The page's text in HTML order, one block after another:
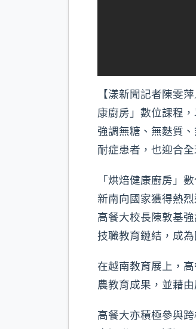
【漾新聞記者陳雯
康廚房」數位課程
強調無糖、無麩質
耐症患者，也迎合
「烘焙健康廚房」
新南向國家獲得熱
高餐大校長陳敦基
技職教育鏈結，成
在越南教育展上，
農教育成果，並藉
高餐大亦積極參與